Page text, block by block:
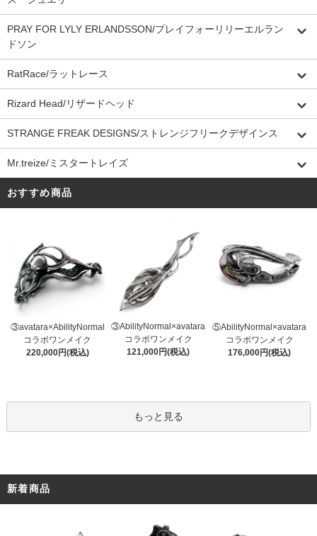
PRAY FOR LYLY ERLANDSSON/プレイフォーリリーエルラン
ドソン
RatRace/ラットレース
Rizard Head/リザードヘッド
STRANGE FREAK DESIGNS/ストレンジフリークデザインス
Mr.treize/ミスタートレイズ
おすすめ商品
③avatara×AbilityNormal
コラボワンメイク
220,000円(税込)
③AbilityNormal×avatara
コラボワンメイク
121,000円(税込)
⑤AbilityNormal×avatara
コラボワンメイク
176,000円(税込)
もっと見る
新着商品